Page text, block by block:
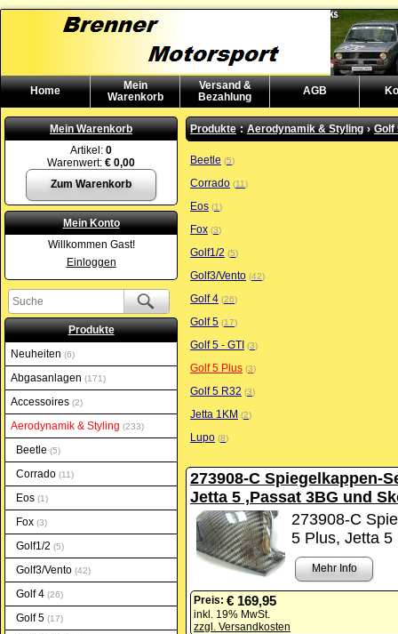
Home
Mein
Warenkorb
Versand &
Bezahlung
AGB
Mein Warenkorb
Artikel: 0
Warenwert: € 0,00
Zum Warenkorb
Mein Konto
Willkommen Gast!
Einloggen
Produkte
Neuheiten
6
Abgasanlagen 171
Accessoires 2
Aerodynamik & Styling 233
Beetle 5
Corrado 11
Eos 1
Fox 3
Golf1/2 5
Golf3/Vento 42
Golf 4 26
Golf 5 17
Produkte : Aerodynamik & Styling › Golf
Beetle 5
Corrado 11
Eos 1
Fox 3
Golf1/2 5
Golf3/Vento 42
Golf 4 26
Golf 5 17
Golf 5 - GTI 3
Golf 5 Plus 3
Golf 5 R32 3
Jetta 1KM 2
Lupo 8
273908-C Spiegelkappen-
Jetta 5 ,Passat 3BG und
273908-C
5 Plus, Jetta 5
Mehr Info
Preis: € 169,95
inkl. 19% MwSt.
zzgl. Versandkosten